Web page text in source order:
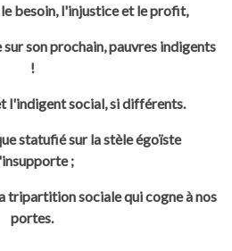
besoin, l'injustice et le profit,
son prochain, pauvres indigents
!
l'indigent social, si différents.
statufié sur la stèle égoïste
;
tripartition sociale qui cogne à nos
portes.